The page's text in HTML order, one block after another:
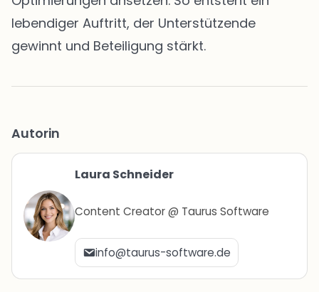
lebendiger Auftritt, der Unterstützende
gewinnt und Beteiligung stärkt.
Autorin
Laura Schneider
Content Creator @ Taurus Software
info@taurus-software.de